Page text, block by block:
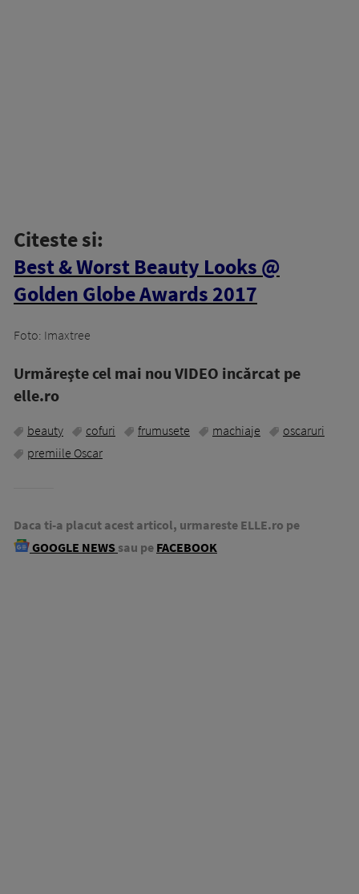
Citeste si:
Best & Worst Beauty Looks @
Golden Globe Awards 2017
Foto: Imaxtree
Urmăreşte cel mai nou VIDEO incărcat pe
elle.ro
beauty cofuri frumusete machiaje
oscaruri
premiile Oscar
Daca ti-a placut acest articol, urmareste ELLE.ro pe
GOOGLE NEWS sau pe FACEBOOK